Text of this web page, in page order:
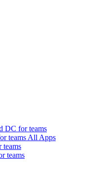
DC for teams
teams All Apps
teams
teams